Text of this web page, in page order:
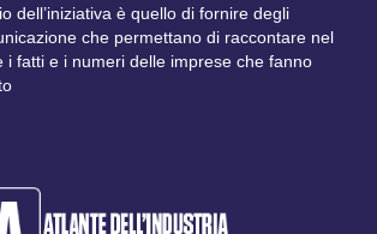
dell’iniziativa è quello di fornire degli
che permettano di raccontare nel
i fatti e i numeri delle imprese che fanno